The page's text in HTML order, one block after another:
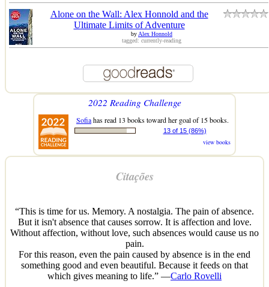
Alone on the Wall: Alex Honnold and the
Ultimate Limits of Adventure
byAlex Honnold
tagged: currently-reading
2022 Reading Challenge
Sofiahas read 13 books toward her goal of 15 books.
13 of 15 (86%)
view books
Citações
“This is time for us. Memory. A nostalgia. The pain of absence.
But it isn't absence that causes sorrow. It is affection and love.
Without affection, without love, such absences would cause us no
pain.
For this reason, even the pain caused by absence is in the end
something good and even beautiful. Because it feeds on that
which gives meaning to life.” —Carlo Rovelli